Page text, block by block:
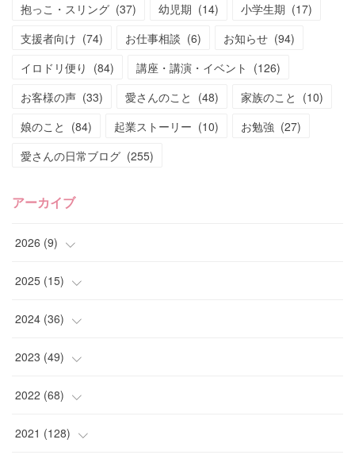
抱っこ・スリング (37) 幼児期 (14) 小学生期 (17)
支援者向け (74) お仕事相談 (6) お知らせ (94)
イロドリ便り (84) 講座・講演・イベント (126)
お客様の声 (33) 愛さんのこと (48) 家族のこと (10)
娘のこと (84) 起業ストーリー (10) お勉強 (27)
愛さんの日常ブログ (255)
アーカイブ
2026 (9)
(4)
(2)
(1)
(2)
2025 (15)
(4)
(2)
(2)
(3)
2024 (36)
(2)
(2)
(1)
2023 (49)
(1)
(2)
2022 (68)
(6)
2021 (128)